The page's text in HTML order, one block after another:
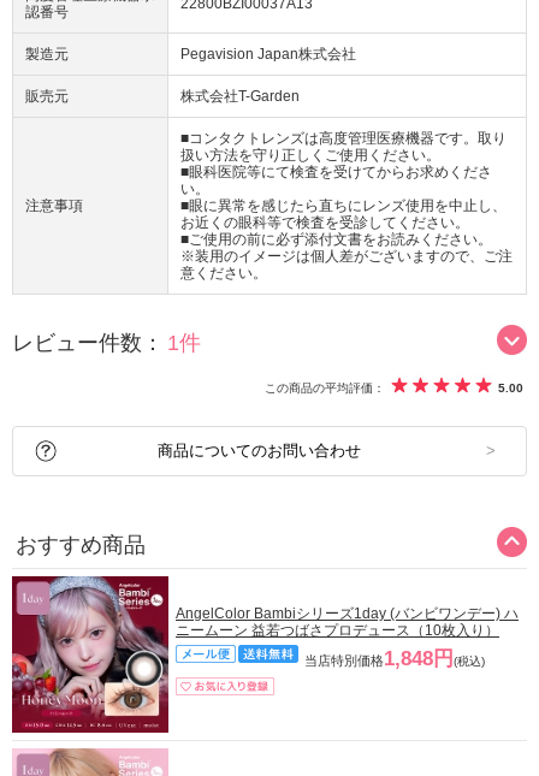
認番号
製造元 Pegavision Japan株式会社
販売元 株式会社T-Garden
注意事項
■コンタクトレンズは高度管理医療機器です。取り
扱い方法を守り正しくご使用ください。
■眼科医院等にて検査を受けてからお求めくださ
い。
■眼に異常を感じたら直ちにレンズ使用を中止し、
お近くの眼科等で検査を受診してください。
■ご使用の前に必ず添付文書をお読みください。
※装用のイメージは個人差がございますので、ご注
意ください。
レビュー件数： 1件
この商品の平均評価： 5.00
商品についてのお問い合わせ
おすすめ商品
AngelColor Bambiシリーズ1day (バンビワンデー) ハ
ニームーン 益若つばさプロデュース（10枚入り）
当店特別価格1,848円 (税込)